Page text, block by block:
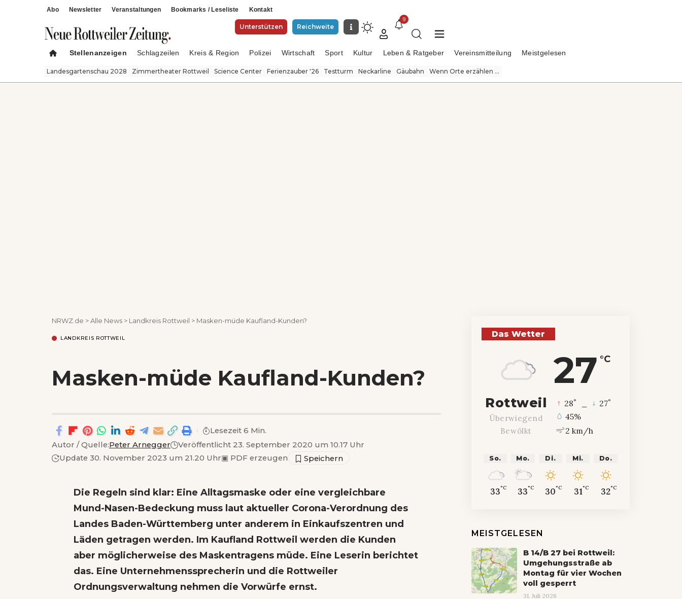
Abo Newsletter Veranstaltungen Bookmarks / Leseliste Kontakt
Unterstützen Reichweite
9
Stellenanzeigen Schlagzeilen Kreis & Region Polizei Wirtschaft Sport Kultur Leben & Ratgeber Vereinsmitteilung Meistgelesen
Landesgartenschau 2028 Zimmertheater Rottweil Science Center Ferienzauber '26 Testturm Neckarline Gäubahn Wenn Orte erzählen ...
NRWZ.de >Alle News > Landkreis Rottweil > Masken-müde Kaufland-Kunden?
LANDKREIS ROTTWEIL
Masken-müde Kaufland-Kunden?
Autor / Quelle:Peter Arnegger
Veröffentlicht 23. September 2020 um 10.17 Uhr
Update 30. November 2023 um 21.20 Uhr▣ PDF erzeugen
Lesezeit 6 Min.
Die Regeln sind klar: Eine Alltagsmaske oder eine vergleichbare
Mund-Nasen-Bedeckung muss laut aktueller Corona-Verordnung des
Landes Baden-Württemberg unter anderem in Einkaufszentren und
Läden getragen werden. Im Kaufland Rottweil werden die Kunden
aber möglicherweise des Maskentragens müde. Eine Leserin berichtet
das. Eine Unternehmenssprecherin und die Rottweiler
Ordnungsverwaltung nehmen die Vorwürfe ernst.
Das Wetter
27 °C
Rottweil
Überwiegend
Bewölkt
28° 27°
45%
2 km/h
So.
33°C
Mo.
33°C
Di.
30°C
Mi.
31°C
Do.
32°C
MEISTGELESEN
B 14/B 27 bei Rottweil:
Umgehungsstraße ab
Montag für vier Wochen
voll gesperrt
31. Juli 2026